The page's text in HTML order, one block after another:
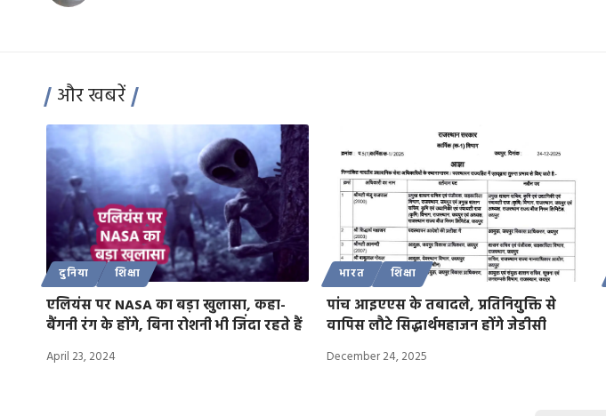
और खबरें
दुनिया शिक्षा
एलियंस पर NASA का बड़ा खुलासा, कहा-
बैंगनी रंग के होंगे, बिना रोशनी भी जिंदा रहते हैं
April 23, 2024
भारत शिक्षा
पांच आइएएस के तबादले, प्रतिनियुक्ति से
वापिस लौटे सिद्धार्थमहाजन होंगे जेडीसी
December 24, 2025